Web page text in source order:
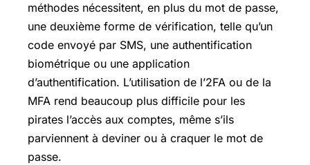
méthodes nécessitent, en plus du mot de passe,
une deuxième forme de vérification, telle qu’un
code envoyé par SMS, une authentification
biométrique ou une application
d’authentification. L’utilisation de l’2FA ou de la
MFA rend beaucoup plus difficile pour les
pirates l’accès aux comptes, même s’ils
parviennent à deviner ou à craquer le mot de
passe.